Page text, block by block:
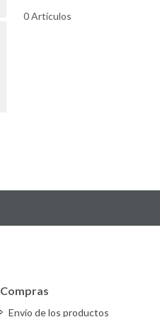
0 Artículos
Compras
Envío de los productos